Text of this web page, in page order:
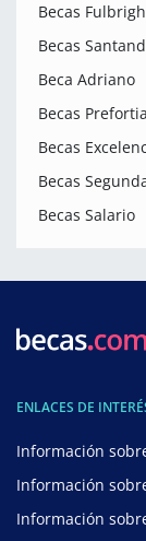
Becas
Becas
Beca Adriano
Becas Prefortia
Becas
Becas
Becas Salario
ENLACES DE
Información
Información
Información